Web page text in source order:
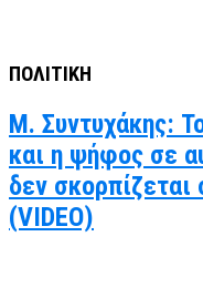
ΠΟΛΙΤΙΚΗ
Μ. Συντυχάκης:
και η ψήφος σε
δεν
(VIDEO)